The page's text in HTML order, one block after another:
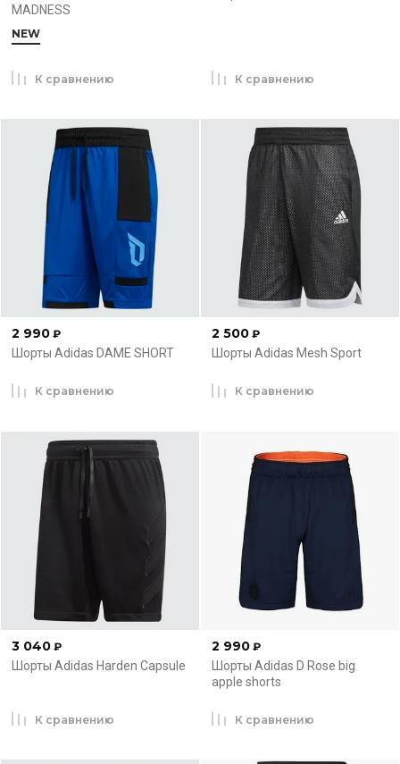
MADNESS
NEW
К сравнению К сравнению
2 990 ₽
Шорты Adidas DAME SHORT
К сравнению
2 500 ₽
Шорты Adidas Mesh Sport
К сравнению
3 040 ₽
Шорты Adidas Harden Capsule
К сравнению
2 990 ₽
Шорты Adidas D Rose big
apple shorts
К сравнению